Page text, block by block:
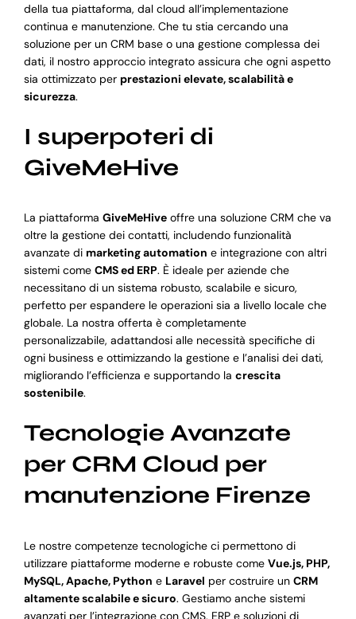
della tua piattaforma, dal cloud all’implementazione
continua e manutenzione. Che tu stia cercando una
soluzione per un CRM base o una gestione complessa dei
dati, il nostro approccio integrato assicura che ogni aspetto
sia ottimizzato per prestazioni elevate, scalabilità e
sicurezza.
I superpoteri di
GiveMeHive
La piattaforma GiveMeHiveoffre una soluzione CRM che va
oltre la gestione dei contatti, includendo funzionalità
avanzate di marketing automation e integrazione con altri
sistemi come CMS ed ERP. È ideale per aziende che
necessitano di un sistema robusto, scalabile e sicuro,
perfetto per espandere le operazioni sia a livello locale che
globale. La nostra offerta è completamente
personalizzabile, adattandosi alle necessità specifiche di
ogni business e ottimizzando la gestione e l’analisi dei dati,
migliorando l’efficienza e supportando la crescita
sostenibile.
Tecnologie Avanzate
per CRM Cloud per
manutenzione Firenze
Le nostre competenze tecnologiche ci permettono di
utilizzare piattaforme moderne e robuste come Vue.js, PHP,
MySQL, Apache, Python e Laravel per costruire un CRM
altamente scalabile e sicuro. Gestiamo anche sistemi
avanzati per l’integrazione con CMS, ERP e soluzioni di